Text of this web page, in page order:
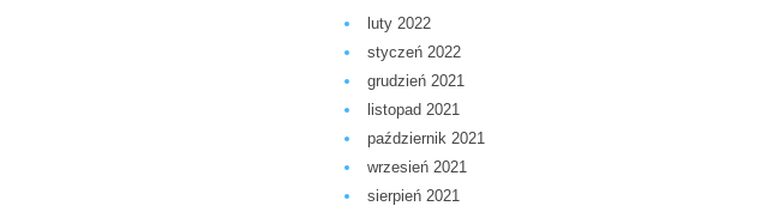
luty 2022
styczeń 2022
grudzień 2021
listopad 2021
październik 2021
wrzesień 2021
sierpień 2021